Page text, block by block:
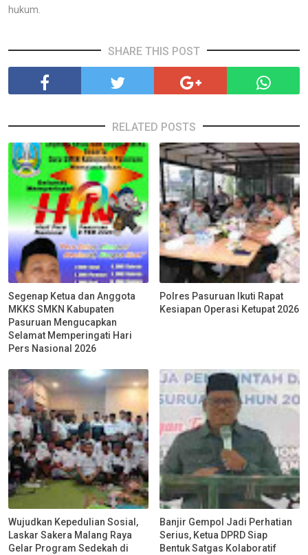
hukum.
SHARE THIS POST
RELATED POSTS
Segenap Ketua dan Anggota
MKKS SMKN Kabupaten
Pasuruan Mengucapkan
Selamat Memperingati Hari
Pers Nasional 2026
Polres Pasuruan Ikuti Rapat
Kesiapan Operasi Ketupat 2026
Wujudkan Kepedulian Sosial,
Laskar Sakera Malang Raya
Gelar Program Sedekah di
Banjir Gempol Jadi Perhatian
Serius, Ketua DPRD Siap
Bentuk Satgas Kolaboratif